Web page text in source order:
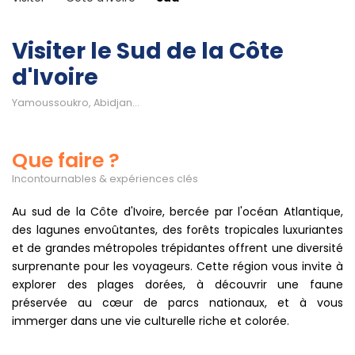
Visiter le Sud de la Côte
d'Ivoire
Yamoussoukro, Abidjan...
Que faire ?
Incontournables & expériences clés
Au sud de la Côte d'Ivoire, bercée par l'océan Atlantique,
des lagunes envoûtantes, des forêts tropicales luxuriantes
et de grandes métropoles trépidantes offrent une diversité
surprenante pour les voyageurs. Cette région vous invite à
explorer des plages dorées, à découvrir une faune
préservée au cœur de parcs nationaux, et à vous
immerger dans une vie culturelle riche et colorée.